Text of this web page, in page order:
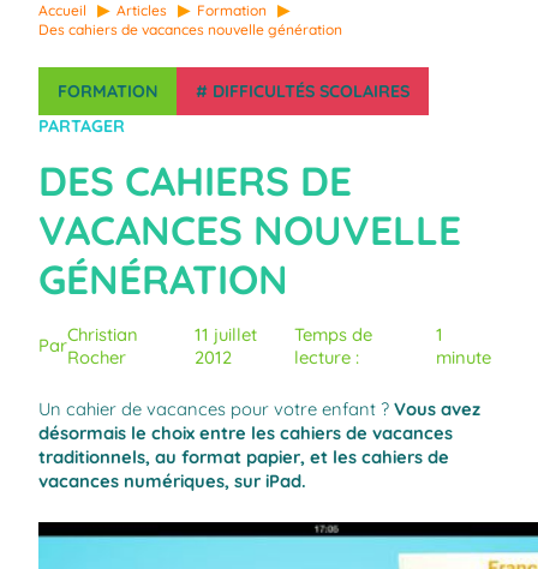
Accueil Articles
Formation
Des cahiers de vacances nouvelle génération
FORMATION # DIFFICULTÉS SCOLAIRES
PARTAGER
DES CAHIERS DE
VACANCES NOUVELLE
GÉNÉRATION
ParChristian
Rocher
11 juillet
2012
Temps de
lecture :
1
minute
Un cahier de vacances pour votre enfant ? Vous avez
désormais le choix entre les cahiers de vacances
traditionnels, au format papier, et les cahiers de
vacances numériques, sur iPad.